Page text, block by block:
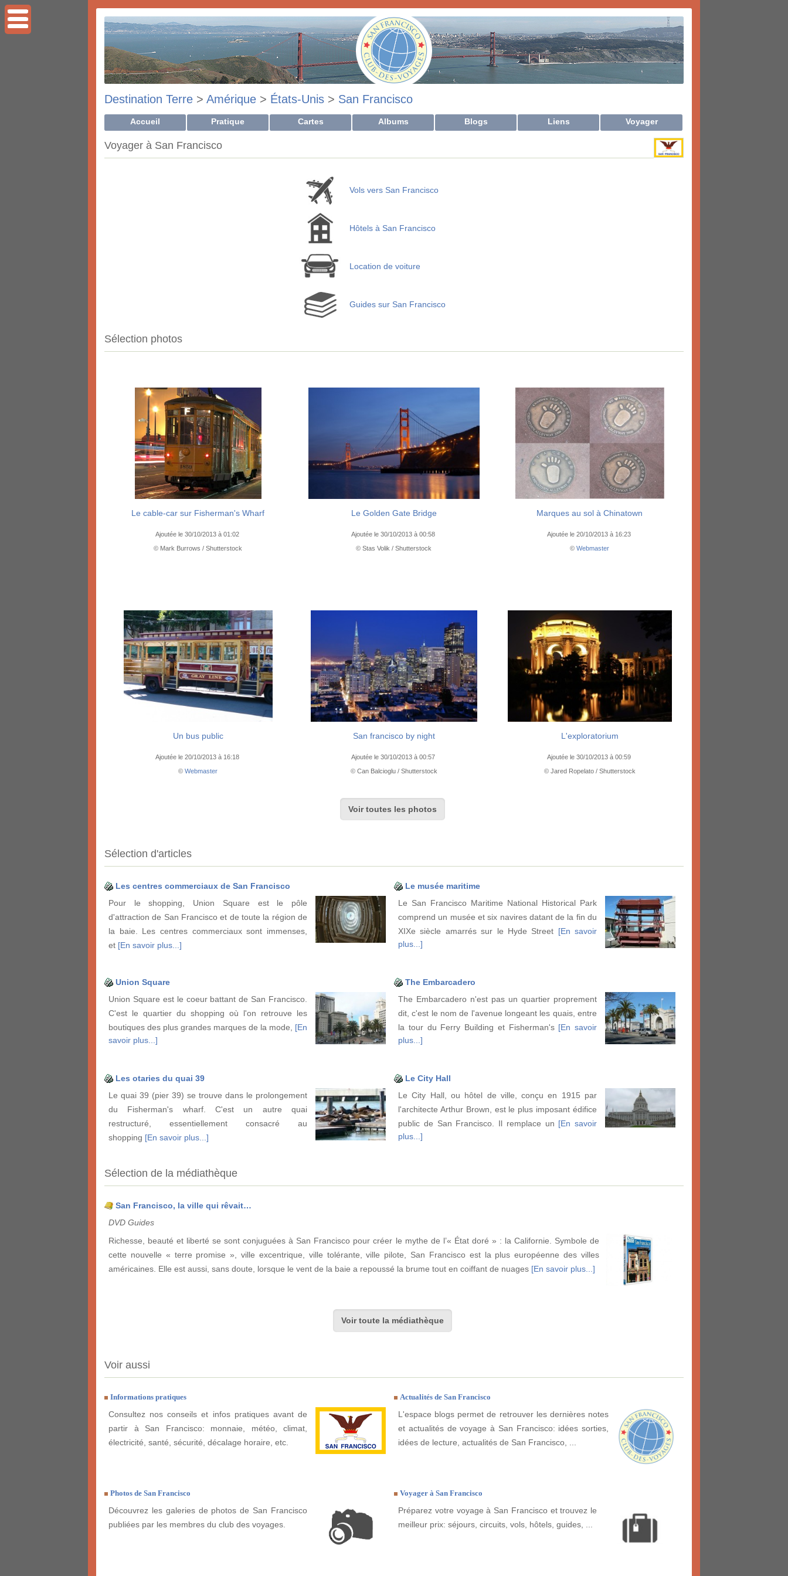
Destination Terre > Amérique > États-Unis > San Francisco
Accueil Pratique Cartes Albums Blogs Liens Voyager
Voyager à San Francisco
Vols vers San Francisco
Hôtels à San Francisco
Location de voiture
Guides sur San Francisco
Sélection photos
Le cable-car sur Fisherman's Wharf
Ajoutée le 30/10/2013 à 01:02
© Mark Burrows / Shutterstock
Le Golden Gate Bridge
Ajoutée le 30/10/2013 à 00:58
© Stas Volik / Shutterstock
Marques au sol à Chinatown
Ajoutée le 20/10/2013 à 16:23
©Webmaster
Un bus public
Ajoutée le 20/10/2013 à 16:18
©Webmaster
San francisco by night
Ajoutée le 30/10/2013 à 00:57
© Can Balcioglu / Shutterstock
L'exploratorium
Ajoutée le 30/10/2013 à 00:59
© Jared Ropelato / Shutterstock
Voir toutes les photos
Sélection d'articles
Les centres commerciaux de San Francisco
Pour le shopping, Union Square est le pôle
d'attraction de San Francisco et de toute la région de
la baie. Les centres commerciaux sont immenses,
et [En savoir plus...]
Le musée maritime
Le San Francisco Maritime National Historical Park
comprend un musée et six navires datant de la fin du
XIXe siècle amarrés sur le Hyde Street [En savoir
plus...]
Union Square
Union Square est le coeur battant de San Francisco.
C'est le quartier du shopping où l'on retrouve les
boutiques des plus grandes marques de la mode, [En
savoir plus...]
The Embarcadero
The Embarcadero n'est pas un quartier proprement
dit, c'est le nom de l'avenue longeant les quais, entre
la tour du Ferry Building et Fisherman's [En savoir
plus...]
Les otaries du quai 39
Le quai 39 (pier 39) se trouve dans le prolongement
du Fisherman's wharf. C'est un autre quai
restructuré, essentiellement consacré au
shopping [En savoir plus...]
Le City Hall
Le City Hall, ou hôtel de ville, conçu en 1915 par
l'architecte Arthur Brown, est le plus imposant édifice
public de San Francisco. Il remplace un [En savoir
plus...]
Sélection de la médiathèque
San Francisco, la ville qui rêvait…
DVD Guides
Richesse, beauté et liberté se sont conjuguées à San Francisco pour créer le mythe de l’« État doré » : la Californie. Symbole de
cette nouvelle « terre promise », ville excentrique, ville tolérante, ville pilote, San Francisco est la plus européenne des villes
américaines. Elle est aussi, sans doute, lorsque le vent de la baie a repoussé la brume tout en coiffant de nuages [En savoir plus...]
Voir toute la médiathèque
Voir aussi
Informations pratiques
Consultez nos conseils et infos pratiques avant de
partir à San Francisco: monnaie, météo, climat,
électricité, santé, sécurité, décalage horaire, etc.
Actualités de San Francisco
L'espace blogs permet de retrouver les dernières notes
et actualités de voyage à San Francisco: idées sorties,
idées de lecture, actualités de San Francisco, ...
Photos de San Francisco
Découvrez les galeries de photos de San Francisco
publiées par les membres du club des voyages.
Voyager à San Francisco
Préparez votre voyage à San Francisco et trouvez le
meilleur prix: séjours, circuits, vols, hôtels, guides, ...